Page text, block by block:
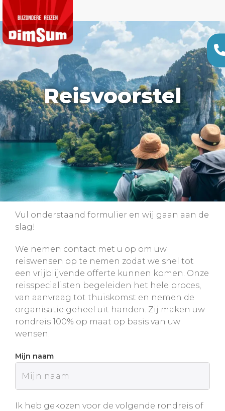
Reisvoorstel
Vul onderstaand formulier en wij gaan aan de
slag!
We nemen contact met u op om uw
reiswensen op te nemen zodat we snel tot
een vrijblijvende offerte kunnen komen. Onze
reisspecialisten begeleiden het hele proces,
van aanvraag tot thuiskomst en nemen de
organisatie geheel uit handen. Zij maken uw
rondreis 100% op maat op basis van uw
wensen.
Mijn naam
Ik heb gekozen voor de volgende rondreis of